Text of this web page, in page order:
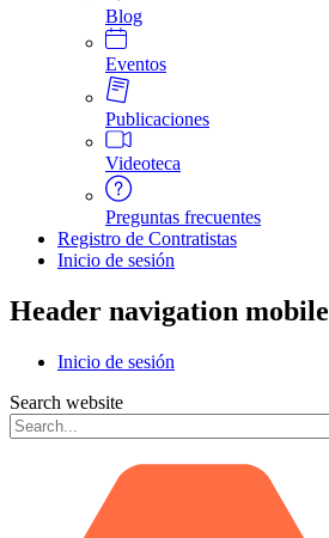
Blog
Eventos
Publicaciones
Videoteca
Preguntas frecuentes
Registro de Contratistas
Inicio de sesión
Header navigation mobile
Inicio de sesión
Search website